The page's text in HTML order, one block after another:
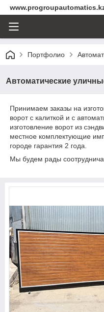
Портфолио
Автоматические
Принимаем заказы на
ворот с калиткой и с
изготовление ворот из
местное комплектующие
городе гарантия 2 года.
Мы будем рады